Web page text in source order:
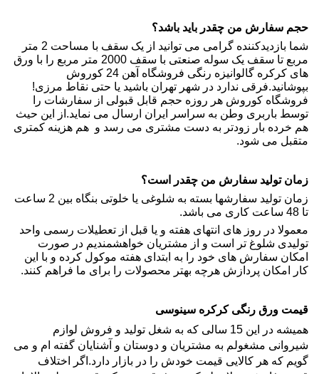
حجم سفارش من چقدر باید باشد؟
شما بازدیدکننده گرامی می توانید از یک سقف با مساحت 2 متر
مربع تا سقف یک سوله
صنعتی با سقف 2000 متر مربع را با ورق
های کرکره گالوانیزه رنگی
فروشگاه آهن 24 کوروش
بپوشانید.فرقی ندارد در شهر تهران باشید یا حتی نقاط مرزی!
فروشگاه کوروش هر روزه حجم قابل قبولی از سفارشات را
توسط باربری وطن به سراسر ایران ارسال می نماید.از این حیث
هم خرده بار زودتر به دست مشتری می رسد و هم هزینه کمتری
متقبل می شود.
زمان تولید سفارش من چقدر است؟
زمان تولید سفارشها بسته به شلوغی یا خلوتی بنگاه بین 2 ساعت
تا 48 ساعت کاری می باشد.
معمولا در روز های انتهای هفته و یا قبل از تعطیلات رسمی واحد
تولیدی شلوغ تر است و از مشتریان خواهشمندیم در صورت
امکان سفارش های خود را به ابتدای هفته موکول کرده و با این
کار امکان پردازش هرچه بهتر محصولات را برای ما فراهم کنند.
قیمت ورق رنگی کرکره سینوسی
همیشه در این 15 سالی که به شغل تولید و فروش لوازم
شیروانی مشغولم به مشتریان و دوستان و آشنایان گفته ام و می
گویم که هر کالایی قیمت خودش را در بازار دارد.اگر اختلاف